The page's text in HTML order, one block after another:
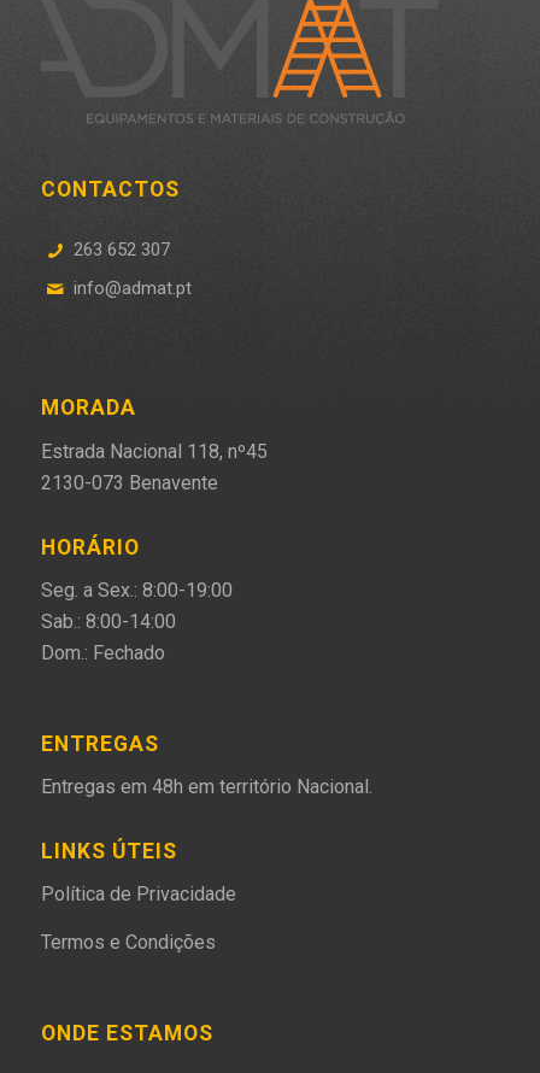
CONTACTOS
263 652 307
info@admat.pt
MORADA
Estrada Nacional 118, nº45
2130-073 Benavente
HORÁRIO
Seg. a Sex.: 8:00-19:00
Sab.: 8:00-14:00
Dom.: Fechado
ENTREGAS
Entregas em 48h em território Nacional.
LINKS ÚTEIS
Política de Privacidade
Termos e Condições
ONDE ESTAMOS